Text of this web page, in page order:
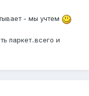
- мы учтем
паркет..всего и